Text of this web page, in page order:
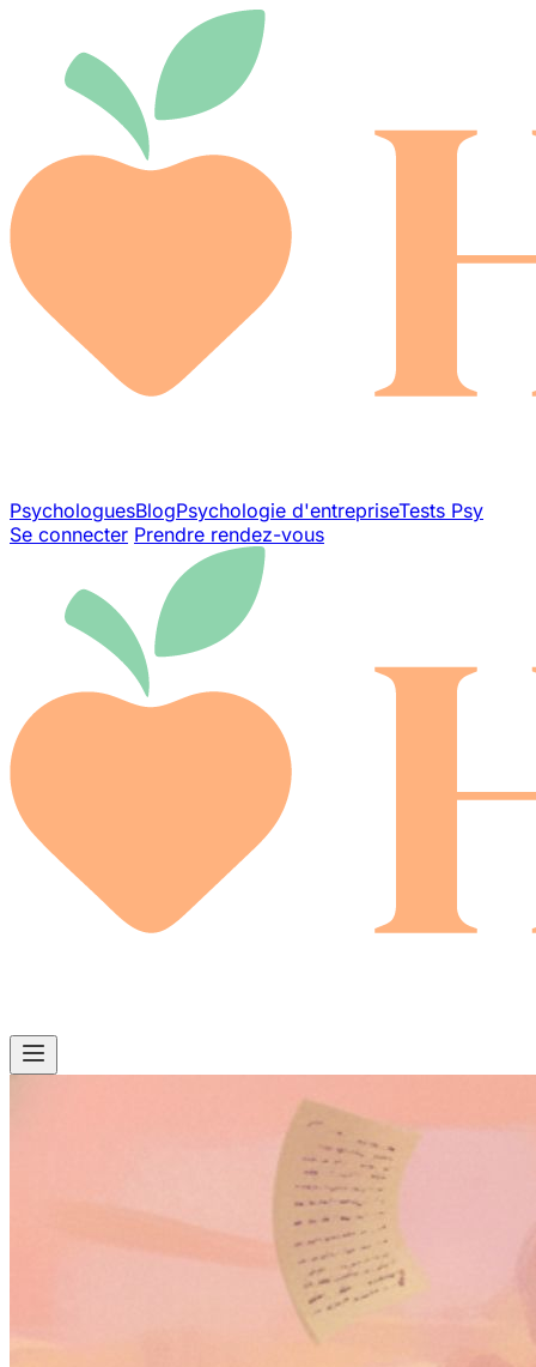
PsychologuesBlogPsychologie d'entrepriseTests Psy
Se connecter Prendre rendez-vous